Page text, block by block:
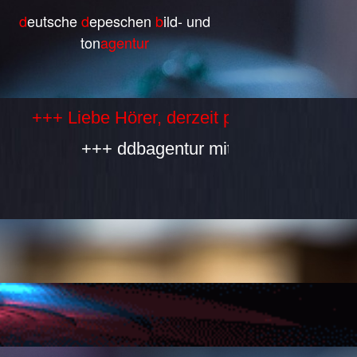
deutschedepeschen bild- und
tonagentur
Liebe Hörer, derzeit produzieren wir selbst
+++ ddbagentur mit allen Bestandteilen